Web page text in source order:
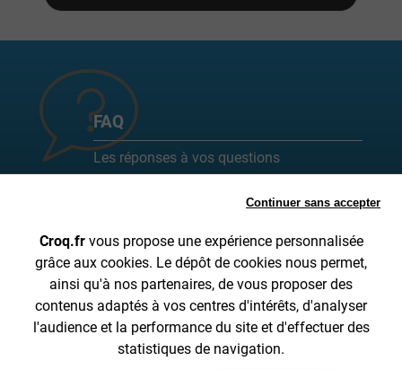
FAQ
Les réponses à vos questions
fréquemment posées sont ici !
SUIVI DE COMMANDE
A PROPOS DE CROQ.FR
INFORMATIONS SUR LA LIVRAISON
CGV
MENTIONS LÉGALES
DONNÉES PERSONNELLES
CONTACTEZ-NOUS DE 8H30 À 15H30 AU 04 28 53 00 05
Continuer sans accepter
Croq.frvous propose une expérience personnalisée
grâce aux cookies. Le dépôt de cookies nous permet,
ainsi qu'à nos partenaires, de vous proposer des
contenus adaptés à vos centres d'intérêts, d'analyser
l'audience et la performance du site et d'effectuer des
statistiques de navigation.